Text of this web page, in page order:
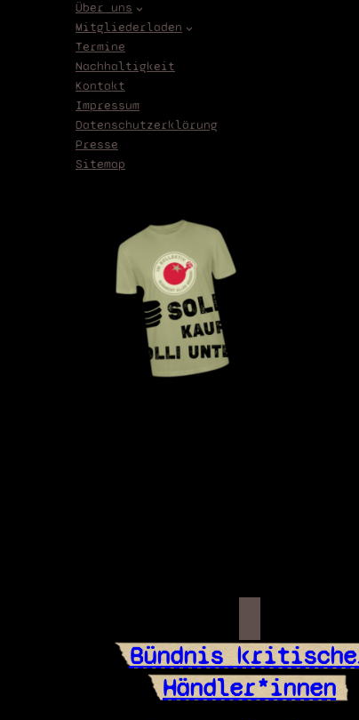
Über uns
Mitgliederladen
Termine
Nachhaltigkeit
Kontakt
Impressum
Datenschutzerklärung
Presse
Sitemap
Bündnis
Händler*innen